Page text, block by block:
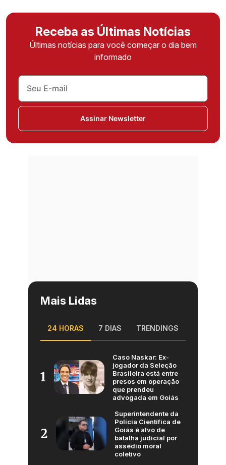
Receba as Últimas Notícias
Últimas notícias para você começar o dia bem
informado
Assinar Newsletter
Mais Lidas
24 HORAS 7 DIAS TRENDINGS
1
Caso Naskar: Ex-
jogador da Seleção
Brasileira está entre
presos em operação
que prendeu
advogada em Goiás
2
Superintendente da
Polícia Científica de
Goiás é alvo de
batalha judicial por
assédio moral
coletivo